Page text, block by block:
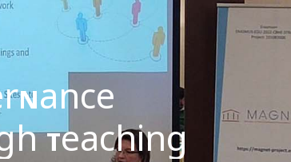
Nance
Teaching